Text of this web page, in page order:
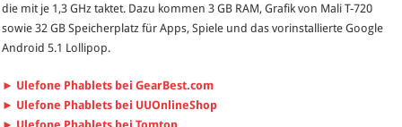
die mit je 1,3 GHz taktet. Dazu kommen 3 GB RAM, Grafik von Mali T-720
sowie 32 GB Speicherplatz für Apps, Spiele und das vorinstallierte Google
Android 5.1 Lollipop.
► Ulefone Phablets bei GearBest.com
► Ulefone Phablets bei UUOnlineShop